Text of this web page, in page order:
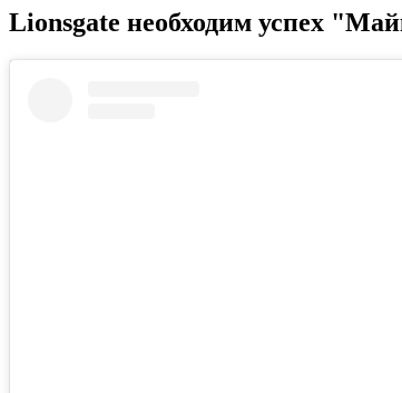
Lionsgate необходим успех